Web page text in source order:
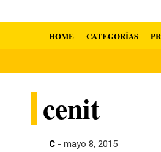
HOME CATEGORÍAS
cenit
C - mayo 8, 2015